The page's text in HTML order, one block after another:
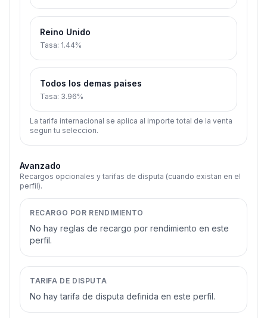
Reino Unido
Tasa: 1.44%
Todos los demas paises
Tasa: 3.96%
La tarifa internacional se aplica al importe total de la venta
segun tu seleccion.
Avanzado
Recargos opcionales y tarifas de disputa (cuando existan en el
perfil).
RECARGO POR RENDIMIENTO
No hay reglas de recargo por rendimiento en este
perfil.
TARIFA DE DISPUTA
No hay tarifa de disputa definida en este perfil.